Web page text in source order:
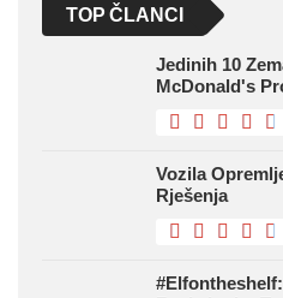
TOP ČLANCI
Jedinih 10
McDonald's
Vozila
Rješenja